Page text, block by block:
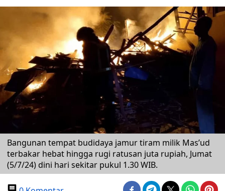
Bangunan tempat budidaya jamur tiram milik Mas’ud
terbakar hebat hingga rugi ratusan juta rupiah, Jumat
(5/7/24) dini hari sekitar pukul 1.30 WIB.